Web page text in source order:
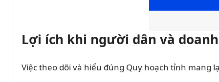
Lợi ích khi người dân và
Việc theo dõi và hiểu đúng Quy hoạch tỉnh mang